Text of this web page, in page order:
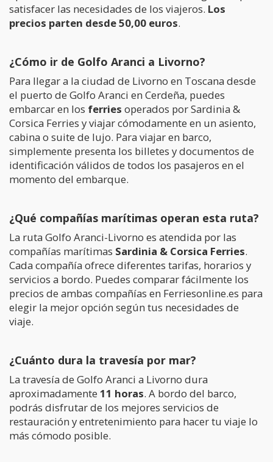
satisfacer las necesidades de los viajeros. Los
precios parten desde 50,00 euros.
¿Cómo ir de Golfo Aranci a Livorno?
Para llegar a la ciudad de Livorno en Toscana desde
el puerto de Golfo Aranci en Cerdeña, puedes
embarcar en los ferries operados por Sardinia &
Corsica Ferries y viajar cómodamente en un asiento,
cabina o suite de lujo. Para viajar en barco,
simplemente presenta los billetes y documentos de
identificación válidos de todos los pasajeros en el
momento del embarque.
¿Qué compañías marítimas operan esta ruta?
La ruta Golfo Aranci-Livorno es atendida por las
compañías marítimas Sardinia & Corsica Ferries.
Cada compañía ofrece diferentes tarifas, horarios y
servicios a bordo. Puedes comparar fácilmente los
precios de ambas compañías en Ferriesonline.es para
elegir la mejor opción según tus necesidades de
viaje.
¿Cuánto dura la travesía por mar?
La travesía de Golfo Aranci a Livorno dura
aproximadamente 11 horas. A bordo del barco,
podrás disfrutar de los mejores servicios de
restauración y entretenimiento para hacer tu viaje lo
más cómodo posible.